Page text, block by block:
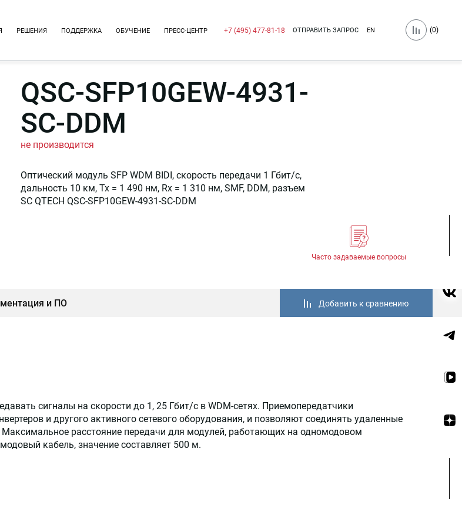
РЕШЕНИЯ ПОДДЕРЖКА ОБУЧЕНИЕ ПРЕСС-ЦЕНТР +7 (495) 477-81-18 ОТПРАВИТЬ ЗАПРОС EN (0)
QSC-SFP10GEW-4931-
SC-DDM
не производится
Оптический модуль SFP WDM BIDI, скорость передачи 1 Гбит/c,
дальность 10 км, Tx = 1 490 нм, Rx = 1 310 нм, SMF, DDM, разъем
SC QTECH QSC-SFP10GEW-4931-SC-DDM
Часто задаваемые вопросы
и ПО Добавить к сравнению
сигналы на скорости до 1, 25 Гбит/с в WDM-сетях. Приемопередатчики
и другого активного сетевого оборудования, и позволяют соединять удаленные
расстояние передачи для модулей, работающих на одномодовом
кабель, значение составляет 500 м.